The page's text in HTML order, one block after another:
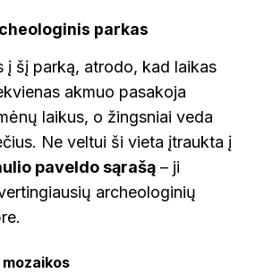
parkas
į šį parką, atrodo, kad laikas
akmuo pasakoja
laikus, o žingsniai veda
Ne veltui ši vieta įtraukta į
paveldo sąrašą – ji
archeologinių